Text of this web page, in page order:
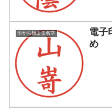
やから始まる名字
電子
め